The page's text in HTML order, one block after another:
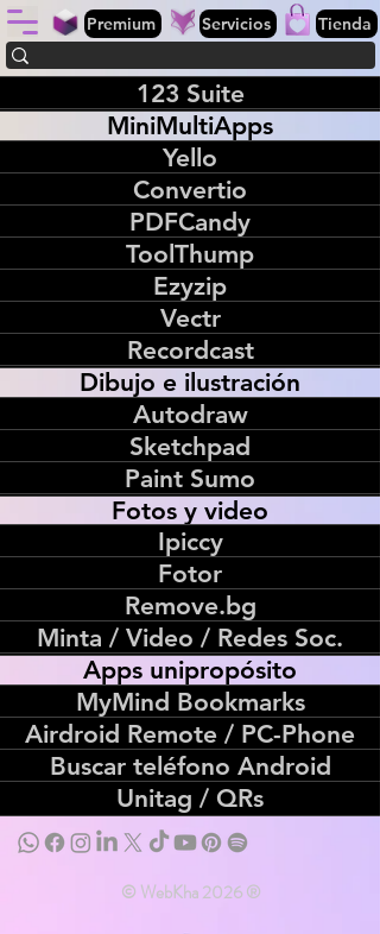
Premium Servicios Tienda
123 Suite
MiniMultiApps
Yello
Convertio
PDFCandy
ToolThump
Ezyzip
Vectr
Recordcast
Dibujo e ilustración
Autodraw
Sketchpad
Paint Sumo
Fotos y video
Ipiccy
Fotor
Remove.bg
Minta / Video / Redes Soc.
Apps unipropósito
MyMind Bookmarks
Airdroid Remote / PC-Phone
Buscar teléfono Android
Unitag / QRs
© WebKha 2026 ®